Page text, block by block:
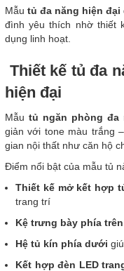
Mẫu tủ đa năng hiện đại
đình yêu thích nhờ thiết
dụng linh hoạt.
Thiết kế tủ đa
hiện đại
Mẫu tủ ngăn phòng đa
giản với tone màu trắng
gian nội thất như căn hộ
Điểm nổi bật của mẫu tủ
Thiết kế mở kết hợp
trang trí
Kệ trưng bày phía trên
Hệ tủ kín phía dưới
Kết hợp đèn LED